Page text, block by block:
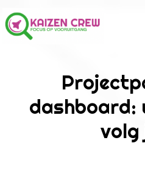
dashboard:
volg